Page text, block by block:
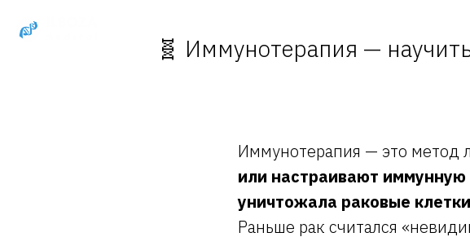
🧬 Иммунотерапия —
Иммунотерапия — это метод
или настраивают иммунную
уничтожала раковые клетки
Раньше рак считался